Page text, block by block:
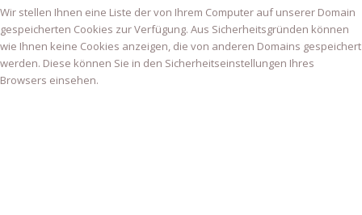
Wir stellen Ihnen eine Liste der von Ihrem Computer auf unserer Domain
gespeicherten Cookies zur Verfügung. Aus Sicherheitsgründen können
wie Ihnen keine Cookies anzeigen, die von anderen Domains gespeichert
werden. Diese können Sie in den Sicherheitseinstellungen Ihres
Browsers einsehen.